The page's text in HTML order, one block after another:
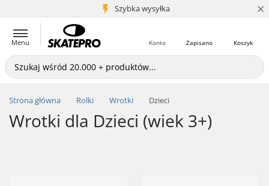
Szybka wysyłka
5+ mln klientów ×
Menu Koszyk
Zapisano
Konto
Strona główna Rolki Wrotki Dzieci
Wrotki dla Dzieci (wiek 3+)